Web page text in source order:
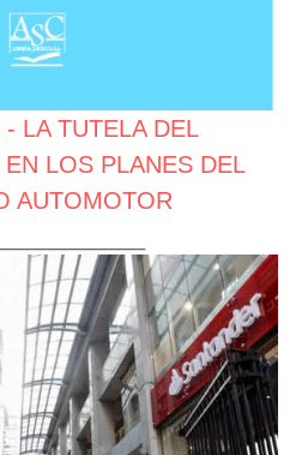
LA TUTELA DEL
LOS PLANES DEL
AUTOMOTOR